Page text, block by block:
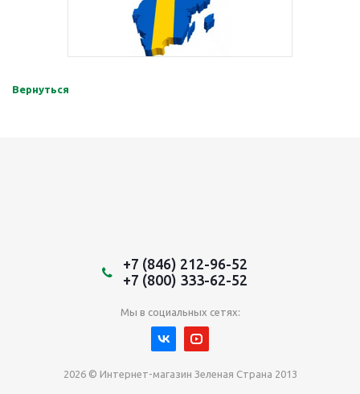
Вернуться
+7 (846) 212-96-52
+7 (800) 333-62-52
Мы в социальных сетях:
2026 © Интернет-магазин Зеленая Страна 2013